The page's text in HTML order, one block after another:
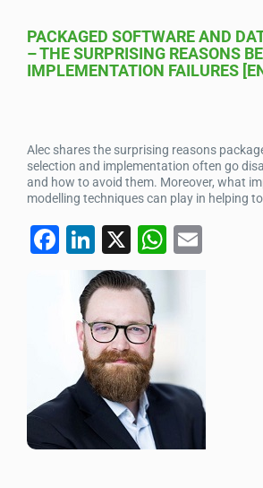
PACKAGED SOFTWARE AND
– THE SURPRISING REASONS
IMPLEMENTATION FAILURES
Alec shares the surprising reasons
selection and implementation often go
and how to avoid them. Moreover, what
modelling techniques can play in helping
F
o
o
k
Li
n
k
e
dI
n
X W
h
s
A
p
p